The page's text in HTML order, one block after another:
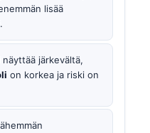
lisää
näyttää järkevältä,
on korkea ja riski on